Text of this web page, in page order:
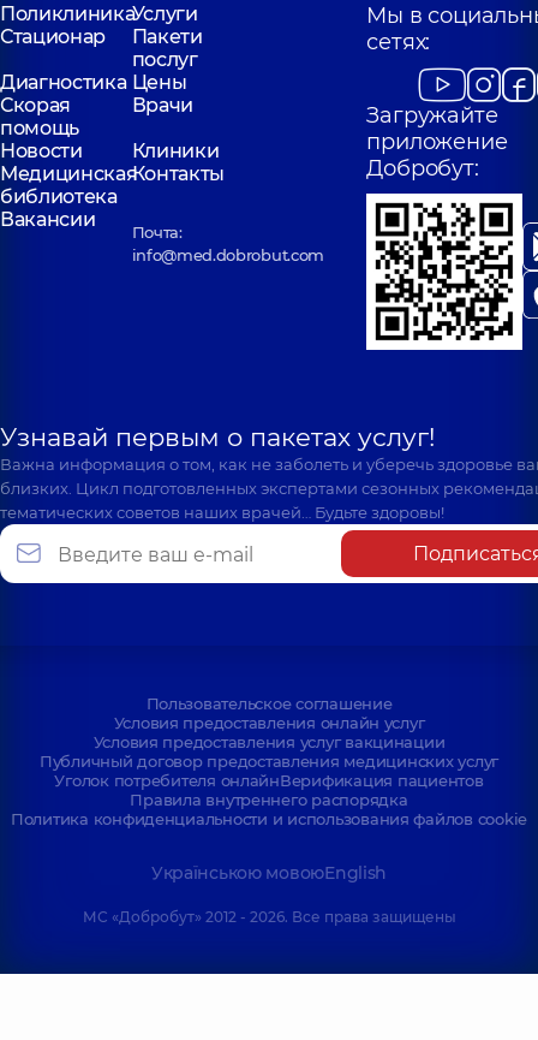
ПоликлиникаУслуги
Стационар
Пакети
послуг
Диагностика Цены
Скорая
помощь
Врачи
Новости
Клиники
Медицинская
библиотека
Контакты
Вакансии
Почта:
info@med.dobrobut.com
Мы в
сетях:
Загружайте
приложение
Добробут:
Узнавай первым о пакетах услуг!
Важна информация о том, как не заболеть и уберечь здоровье
близких. Цикл подготовленных экспертами сезонных
тематических советов наших врачей… Будьте здоровы!
Пользовательское соглашение
Условия предоставления онлайн услуг
Условия предоставления услуг вакцинации
Публичный договор предоставления медицинских услуг
Уголок потребителя онлайнВерификация пациентов
Правила внутреннего распорядка
Политика конфиденциальности и использования файлов cookie
Українською мовоюEnglish
МС «Добробут» 2012 - 2026. Все права защищены